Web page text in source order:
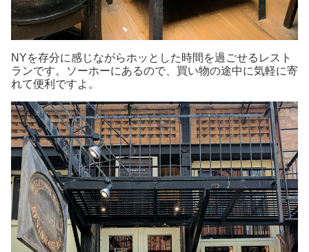
NYを存分に感じながらホッとした時間を過ごせるレスト
ランです。ソーホーにあるので、買い物の途中に気軽に寄
れて便利ですよ。